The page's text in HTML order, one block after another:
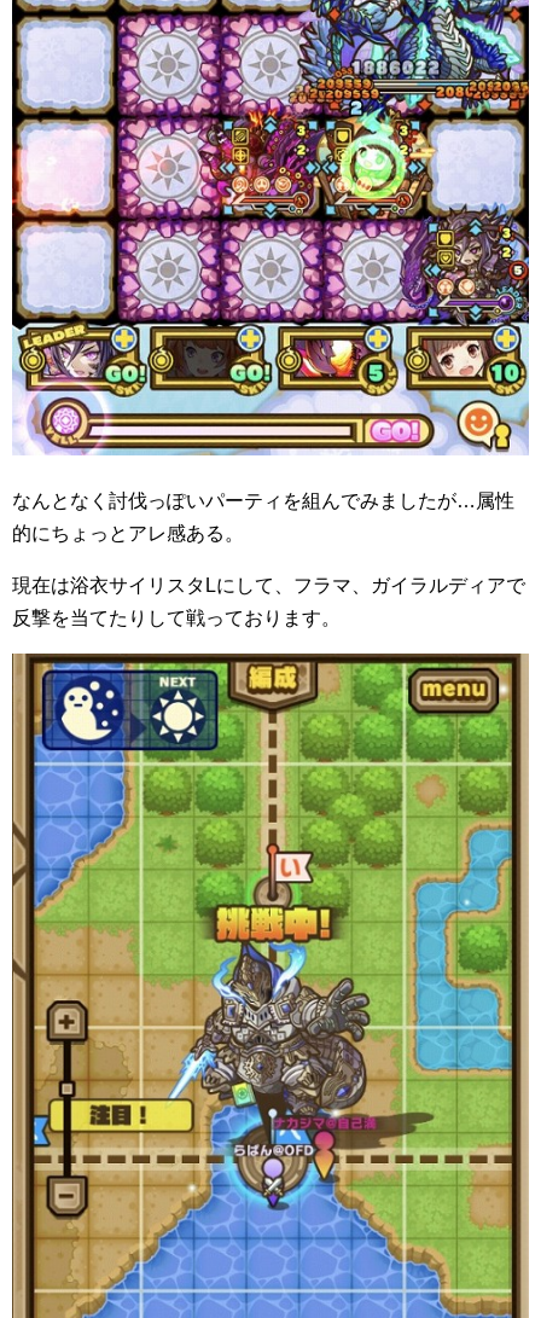
なんとなく討伐っぽいパーティを組んでみましたが…属性
的にちょっとアレ感ある。
現在は浴衣サイリスタLにして、フラマ、ガイラルディアで
反撃を当てたりして戦っております。